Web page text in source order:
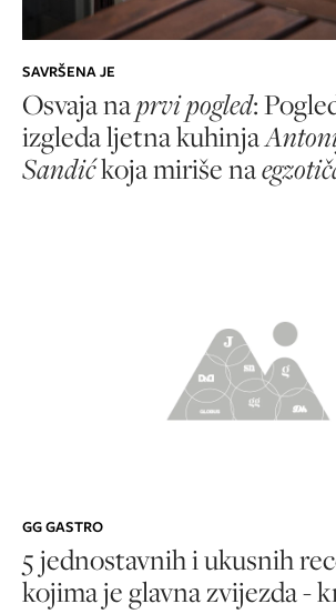
SAVRŠENA JE
Osvaja naprvi pogled:
izgleda ljetna kuhinja
Sandićkojamiriše na
GG GASTRO
5 jednostavnih i ukusnih
kojima je glavna zvijezda -